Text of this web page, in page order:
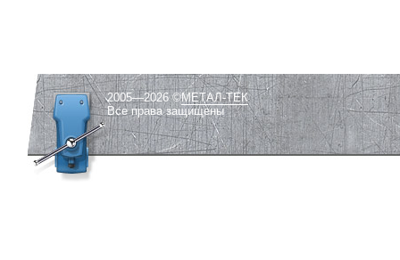
2005—2026 ©МЕТАЛ-ТЕК
Все права защищены